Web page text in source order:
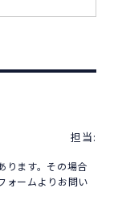
担当:
ります。その場合
ォームよりお問い